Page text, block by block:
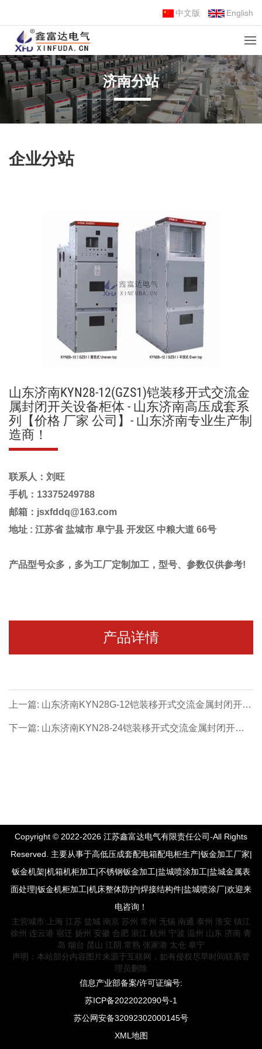
中文版 English
济南分站
企业分站
山东济南KYN28-12(GZS1)铠装移开式交流金
属封闭开关设备柜体 - 山东济南高压成套系
列【价格 厂家 公司】- 山东济南专业生产制
造商！
联系人：刘旺
手机：13375249788
邮箱：jsxfddq@163.com
地址 : 江苏省 盐城市 阜宁县 开发区 中粮大道 66号
产品型号众多，多为工厂定制加工，型号、参数仅供参考!
产品详情
上一篇: 山东济南KYN28G-12铠装移开式交流金属封闭开关
设备柜体 - 山东济南高压成套系列【价格 厂家 公司】- 山东
下一篇: 山东济南KYN28-24铠装移开式交流金属封闭开关
Copyright © 2022-2026 江苏鑫富达电气有限责任公司-All Rights
Reserved. 主要从事于高低压成套配电箱配电柜生产|钣金加工厂家|
钣金机架|机箱机柜加工|不锈钢钣金加工|盐城喷涂加工|盐城金属表
面处理|钣金机柜加工|机床整体防护|焊接结构件|盐城喷涂厂|欢迎来
电咨询！
主营城市: 上海 江苏 盐城 南京 苏州 常州 无锡 南通 泰州 淮安 镇江
徐州 连云港 宿迁 扬州 安徽 合肥 浙江 杭州 宁波 温州 山东 济南 青
岛 烟台 昆山 江阴 常熟 张家港 太仓 阜宁
声明：本站部分内容图片来源于互联网，如有侵权尽早时间联系管
理员删除
信息产业部备案/许可证编号:
苏ICP备2022022090号-1
苏公网安备32092302000145号
XML地图